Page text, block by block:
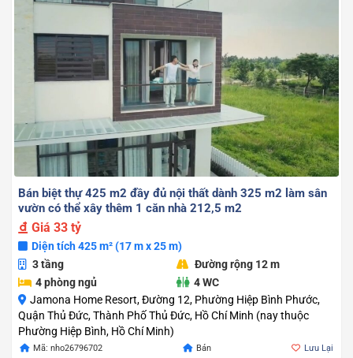
Bán biệt thự 425 m2 đầy đủ nội thất dành 325 m2 làm sân
vườn có thể xây thêm 1 căn nhà 212,5 m2
Giá 33 tỷ
Diện tích 425 m² (17 m x 25 m)
3 tầng
Đường rộng 12 m
4 phòng ngủ
4 WC
Jamona Home Resort, Đường 12, Phường Hiệp Bình Phước,
Quận Thủ Đức, Thành Phố Thủ Đức, Hồ Chí Minh (nay thuộc
Phường Hiệp Bình, Hồ Chí Minh)
Mã: nho26796702 Bán Lưu Lại